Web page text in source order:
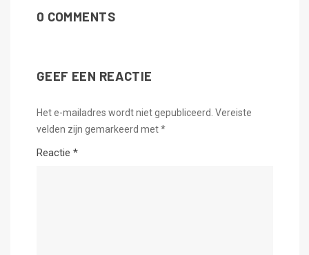
0 COMMENTS
GEEF EEN REACTIE
Het e-mailadres wordt niet gepubliceerd. Vereiste
velden zijn gemarkeerd met*
Reactie *